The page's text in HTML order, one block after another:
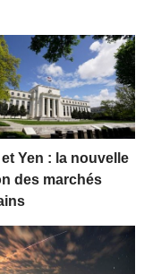
et Yen : la nouvelle
des marchés